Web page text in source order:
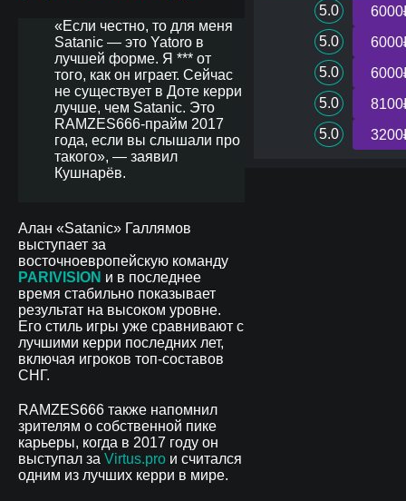
«Если честно, то для меня
Satanic — это Yatoro в
лучшей форме. Я *** от
того, как он играет. Сейчас
не существует в Доте керри
лучше, чем Satanic. Это
RAMZES666-прайм 2017
года, если вы слышали про
такого», — заявил
Кушнарёв.
Алан «Satanic» Галлямов
выступает за
восточноевропейскую команду
PARIVISION и в последнее
время стабильно показывает
результат на высоком уровне.
Его стиль игры уже сравнивают с
лучшими керри последних лет,
включая игроков топ-составов
СНГ.
RAMZES666 также напомнил
зрителям о собственной пике
карьеры, когда в 2017 году он
выступал за Virtus.pro и считался
одним из лучших керри в мире.
5.0
5.0
5.0
5.0
5.0